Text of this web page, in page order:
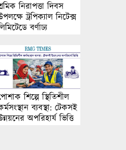
নিরাপত্তা দিবস
ট্রপিক্যাল নিটেক্স
বর্ণাঢ্য
শিল্পে স্থিতিশীল
ব্যবস্থা: টেকসই
অপরিহার্য ভিত্তি